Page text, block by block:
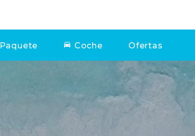
Paquete Coche Ofertas